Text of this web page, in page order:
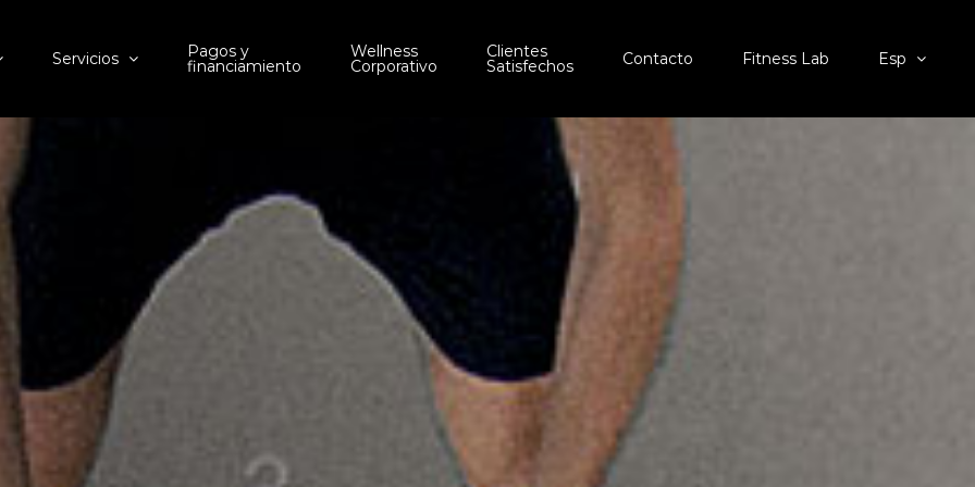
Servicios Pagos y
financiamiento
Wellness
Corporativo
Clientes
Satisfechos Contacto Fitness Lab Esp